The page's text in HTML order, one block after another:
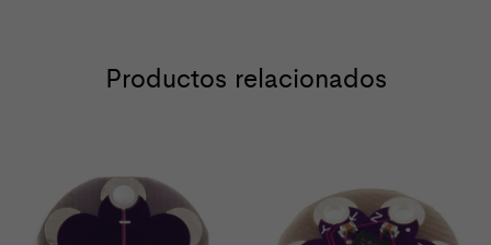
Productos relacionados